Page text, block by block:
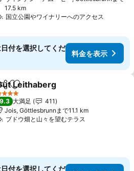
17.5 km
国立公園やワイナリーへのアクセス
付を選択してくだ
料金を表示
ェアお気に入りに追加
Leithaberg
ホテルのランク
9.3 大満足
411
Jois, Göttlesbrunnまで11.1 km
ブドウ畑と山々を望むテラス
付を選択してくだ